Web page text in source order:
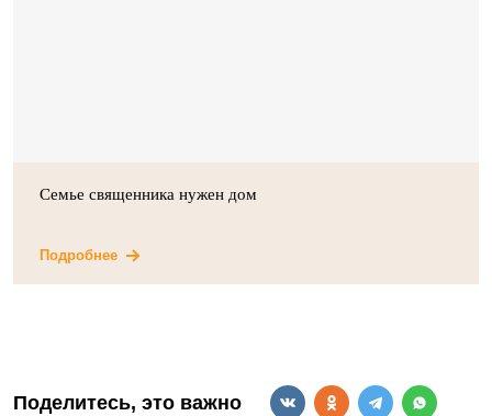
Семье священника нужен дом
Подробнее
Поделитесь, это важно